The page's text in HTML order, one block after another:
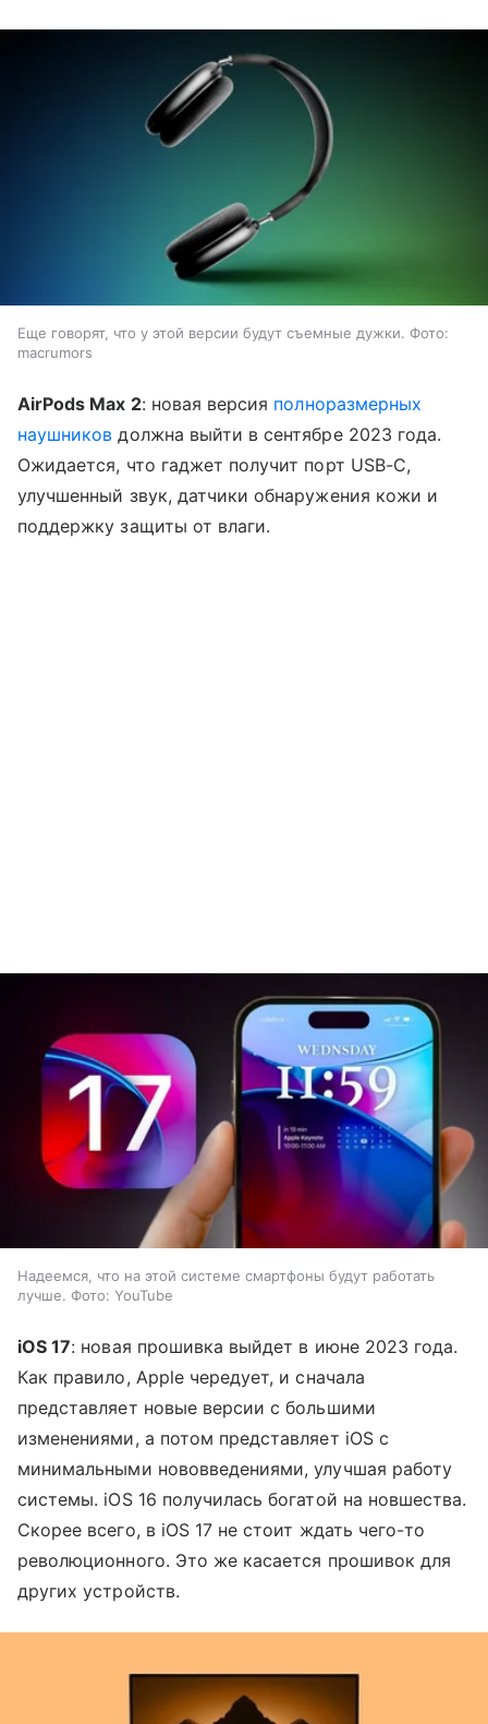
Еще говорят, что у этой версии будут съемные дужки. Фото:
macrumors
AirPods Max 2: новая версия полноразмерных
наушников должна выйти в сентябре 2023 года.
Ожидается, что гаджет получит порт USB-C,
улучшенный звук, датчики обнаружения кожи и
поддержку защиты от влаги.
Надеемся, что на этой системе смартфоны будут работать
лучше. Фото: YouTube
iOS 17: новая прошивка выйдет в июне 2023 года.
Как правило, Apple чередует, и сначала
представляет новые версии с большими
изменениями, а потом представляет iOS с
минимальными нововведениями, улучшая работу
системы. iOS 16 получилась богатой на новшества.
Скорее всего, в iOS 17 не стоит ждать чего-то
революционного. Это же касается прошивок для
других устройств.